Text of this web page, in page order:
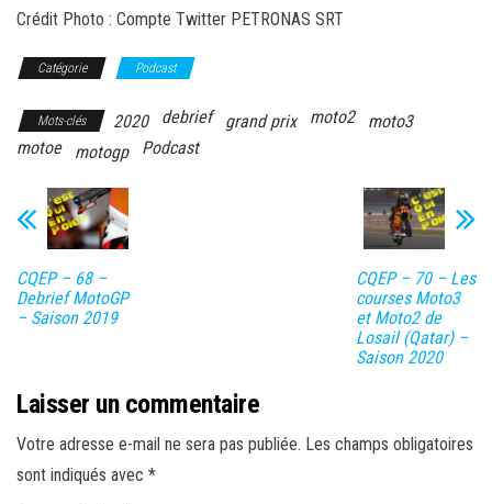
Crédit Photo : Compte Twitter PETRONAS SRT
Catégorie Podcast
Mots-clés 2020 debrief grand prix moto2
moto3
motoe
motogp Podcast
CQEP – 68 –
Debrief MotoGP
– Saison 2019
CQEP – 70 – Les
courses Moto3
et Moto2 de
Losail (Qatar) –
Saison 2020
Laisser un commentaire
Votre adresse e-mail ne sera pas publiée. Les champs obligatoires
sont indiqués avec *